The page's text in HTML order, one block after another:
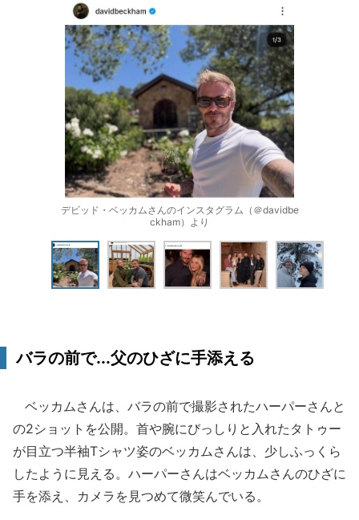
デビッド・ベッカムさんのインスタグラム（＠davidbe
ckham）より
バラの前で...父のひざに手添える
ベッカムさんは、バラの前で撮影されたハーパーさんと
の2ショットを公開。首や腕にびっしりと入れたタトゥー
が目立つ半袖Tシャツ姿のベッカムさんは、少しふっくら
したように見える。ハーパーさんはベッカムさんのひざに
手を添え、カメラを見つめて微笑んでいる。